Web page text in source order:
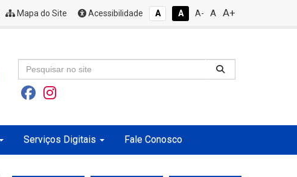
Mapa do Site Acessibilidade A A A- A A+
Serviços Digitais Fale Conosco